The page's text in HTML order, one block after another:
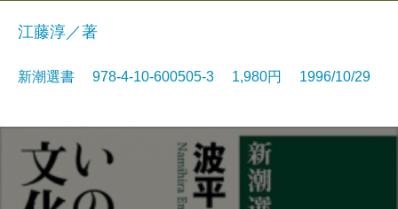
江藤淳／著
新潮選書 978-4-10-600505-3 1,980円 1996/10/29